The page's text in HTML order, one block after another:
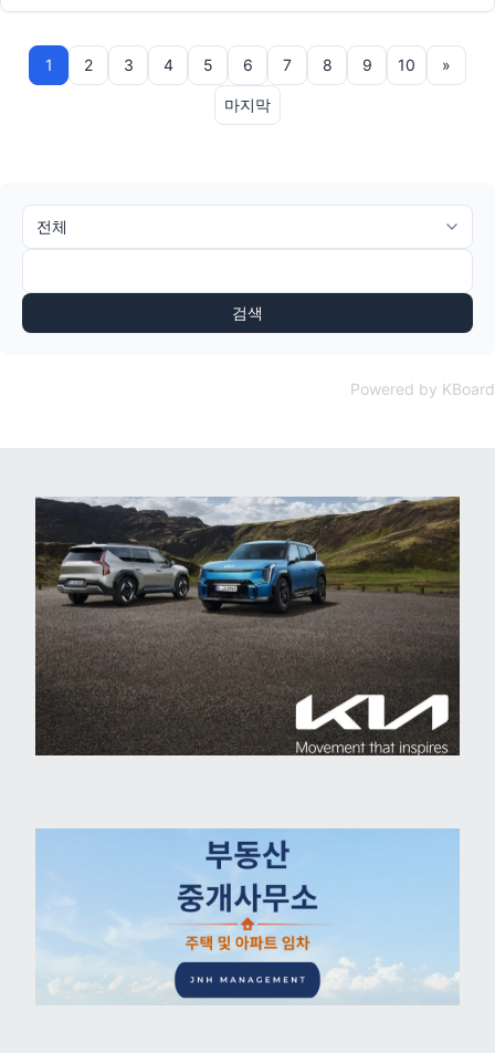
1 2 3 4 5 6 7 8 9 10 »
마지막
검색
Powered by KBoard